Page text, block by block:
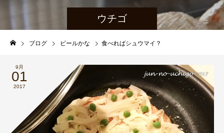
ウチゴ
ブログ ビールかな 食べればシュウマイ？
9月
01
2017